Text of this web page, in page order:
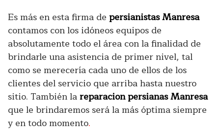
Es más en esta firma de persianistas Manresa
contamos con los idóneos equipos de
absolutamente todo el área con la finalidad de
brindarle una asistencia de primer nivel, tal
como se merecería cada uno de ellos de los
clientes del servicio que arriba hasta nuestro
sitio. También lareparacion persianas Manresa
que le brindaremos será la más óptima siempre
y en todo momento.